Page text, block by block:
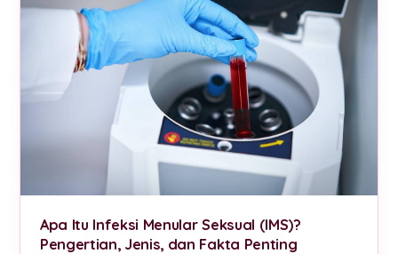
Apa Itu Infeksi Menular Seksual (IMS)?
Pengertian, Jenis, dan Fakta Penting